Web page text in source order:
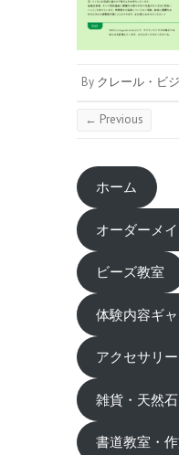
By クレール・ビ
← Previous
ホーム
オーダーメ
ビーズ教室
体験内容ギ
アクセサリ
雑貨・天然
書道教室・